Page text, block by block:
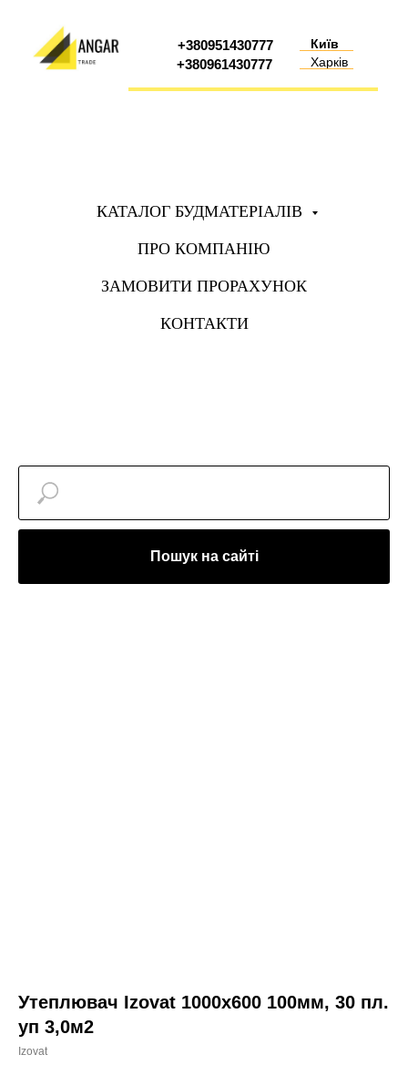
+380961430777
+380951430777
Київ
Харків
КАТАЛОГ БУДМАТЕРІАЛІВ
ПРО КОМПАНІЮ
ЗАМОВИТИ ПРОРАХУНОК
КОНТАКТИ
Пошук на сайті
Утеплювач Izovat 1000х600 100мм, 30 пл.
уп 3,0м2
Izovat